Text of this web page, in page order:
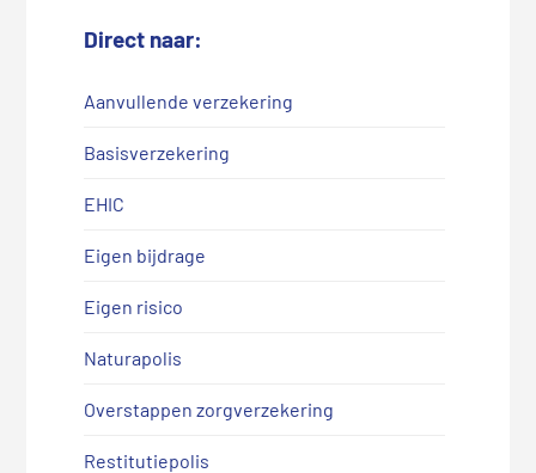
Direct naar:
Aanvullende verzekering
Basisverzekering
EHIC
Eigen bijdrage
Eigen risico
Naturapolis
Overstappen zorgverzekering
Restitutiepolis